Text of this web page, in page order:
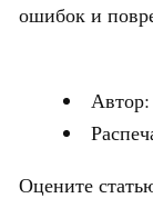
ошибок и
Автор:
Оцените